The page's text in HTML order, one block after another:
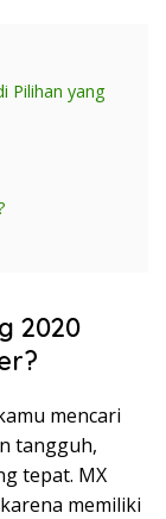
Pilihan yang
2020
mencari
tangguh,
tepat. MX
memiliki